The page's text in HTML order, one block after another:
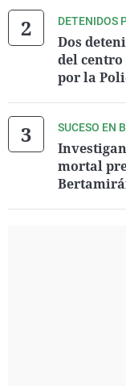
DETENIDOS
Dos
del centro
por la
SUCESO EN
mortal